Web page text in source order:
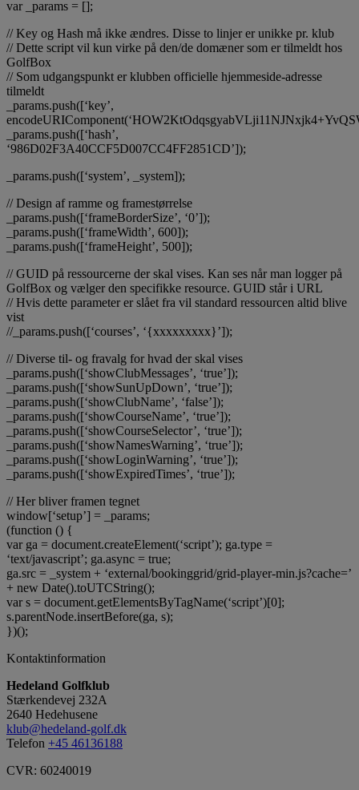
var _params = [];
// Key og Hash må ikke ændres. Disse to linjer er unikke pr. klub
// Dette script vil kun virke på den/de domæner som er tilmeldt hos
GolfBox
// Som udgangspunkt er klubben officielle hjemmeside-adresse
tilmeldt
_params.push([‘key’,
_params.push([‘hash’,
‘986D02F3A40CCF5D007CC4FF2851CD’]);
_params.push([‘system’, _system]);
// Design af ramme og framestørrelse
_params.push([‘frameBorderSize’, ‘0’]);
_params.push([‘frameWidth’, 600]);
_params.push([‘frameHeight’, 500]);
// GUID på ressourcerne der skal vises. Kan ses når man logger på
GolfBox og vælger den specifikke resource. GUID står i URL
// Hvis dette parameter er slået fra vil standard ressourcen altid blive
vist
//_params.push([‘courses’, ‘{xxxxxxxxx}’]);
// Diverse til- og fravalg for hvad der skal vises
_params.push([‘showClubMessages’, ‘true’]);
_params.push([‘showSunUpDown’, ‘true’]);
_params.push([‘showClubName’, ‘false’]);
_params.push([‘showCourseName’, ‘true’]);
_params.push([‘showCourseSelector’, ‘true’]);
_params.push([‘showNamesWarning’, ‘true’]);
_params.push([‘showLoginWarning’, ‘true’]);
_params.push([‘showExpiredTimes’, ‘true’]);
// Her bliver framen tegnet
window[‘setup’] = _params;
(function () {
var ga = document.createElement(‘script’); ga.type =
‘text/javascript’; ga.async = true;
ga.src = _system + ‘external/bookinggrid/grid-player-min.js?cache=’
+ new Date().toUTCString();
var s = document.getElementsByTagName(‘script’)[0];
s.parentNode.insertBefore(ga, s);
})();
Kontaktinformation
Hedeland Golfklub
Stærkendevej 232A
2640 Hedehusene
klub@hedeland-golf.dk
Telefon +45 46136188
CVR: 60240019